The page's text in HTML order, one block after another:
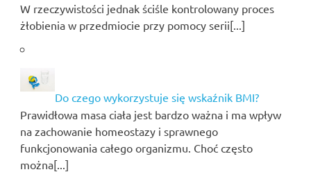
W rzeczywistości jednak ściśle kontrolowany proces
żłobienia w przedmiocie przy pomocy serii[...]
Do czego wykorzystuje się wskaźnik BMI?
Prawidłowa masa ciała jest bardzo ważna i ma wpływ
na zachowanie homeostazy i sprawnego
funkcjonowania całego organizmu. Choć często
można[...]